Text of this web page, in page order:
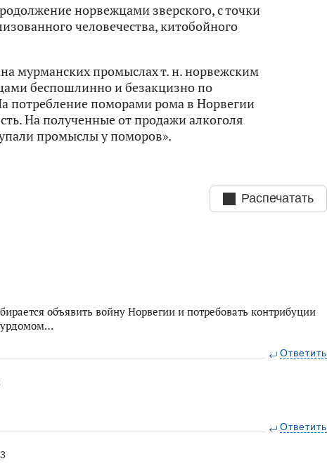
норвежцами зверского, с точки
человечества, китобойного
мурманских промыслах т. н. норвежским
беспошлинно и безакцизно по
потребление поморами рома в Норвегии
На полученные от продажи алкоголя
промыслы у поморов».
Распечатать
объявить войну Норвегии и потребовать контрибуции
Ответить
Ответить